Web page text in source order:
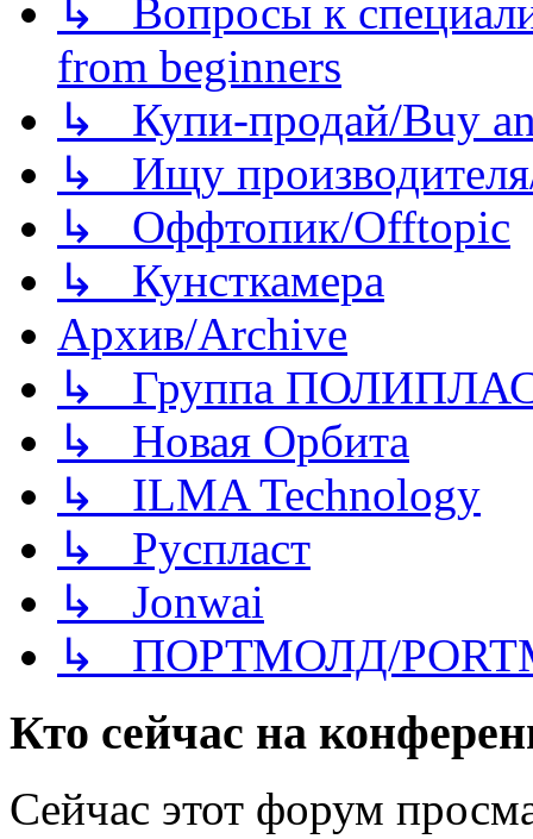
↳ Вопросы к
from beginners
↳ Купи-продай/Buy
↳ Ищу
↳ Оффтопик/Offtopic
↳ Кунсткамера
Архив/Archive
↳ Группа
↳ Новая Орбита
↳ ILMA Technology
↳ Руспласт
↳ Jonwai
↳ ПОРТМОЛД/
Кто сейчас на
Сейчас этот форум